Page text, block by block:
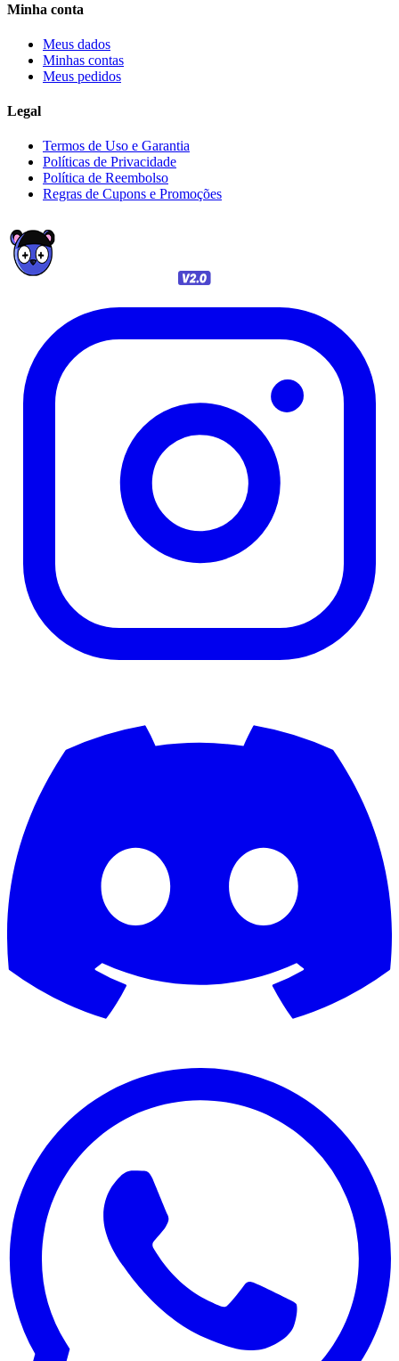
Minha conta
Meus dados
Minhas contas
Meus pedidos
Legal
Termos de Uso e Garantia
Políticas de Privacidade
Política de Reembolso
Regras de Cupons e Promoções